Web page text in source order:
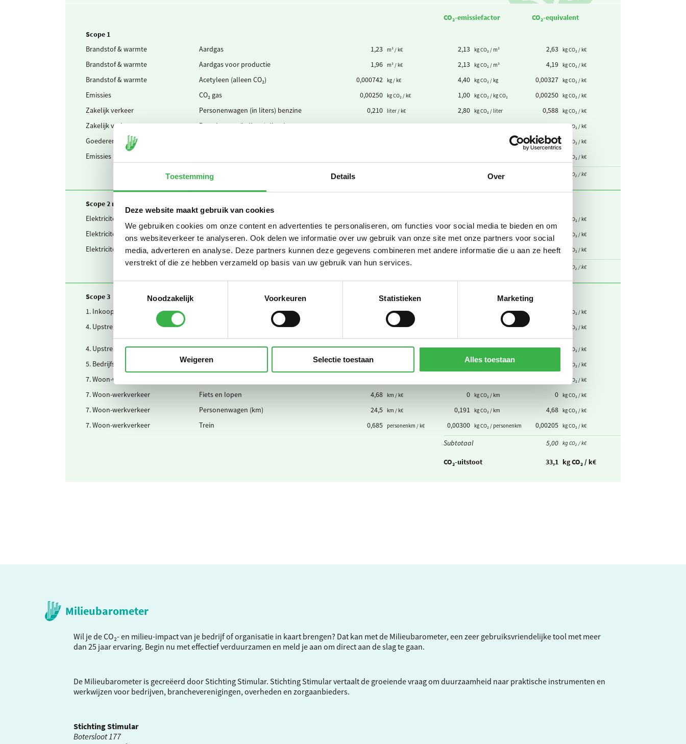
Toestemming Details Over
Deze website maakt gebruik van cookies
We gebruiken cookies om onze content en advertenties te personaliseren, om functies voor social media te bieden en om
ons websiteverkeer te analyseren. Ook delen we informatie over uw gebruik van onze site met onze partners voor social
media, adverteren en analyse. Deze partners kunnen deze gegevens combineren met andere informatie die u aan ze heeft
verstrekt of die ze hebben verzameld op basis van uw gebruik van hun services.
Noodzakelijk
Voorkeuren Statistieken Marketing
Weigeren Selectie toestaan Alles toestaan
CO₂-emissiefactor
CO₂-equivalent
Scope 1
Brandstof & warmte
Aardgas 1,23 m³ / k€ 2,13 kg CO₂ / m³ 2,63 kg CO₂ / k€
Brandstof & warmte Aardgas voor productie 1,96 m³ / k€ 2,13 kg CO₂ / m³ 4,19 kg CO₂ / k€
Brandstof & warmte Acetyleen (alleen CO₂) 0,000742 kg / k€ 4,40 kg CO₂ / kg 0,00327 kg CO₂ / k€
Emissies CO₂ gas 0,00250 kg CO₂ / k€ 1,00 kg CO₂ / kg CO₂ 0,00250 kg CO₂ / k€
Zakelijk verkeer Personenwagen (in liters) benzine 0,210 liter / k€ 2,80 kg CO₂ / liter 0,588 kg CO₂ / k€
Zakelijk verkeer Bestelwagen (in liters) diesel 1,35 3,25 4,38 kg CO₂ / k€
Goederenvervoer 0,429 kg CO₂ / k€
Emissies kg CO₂ / k€
kg CO₂ / k€
Scope 2 market-based
Elektriciteit
kg CO₂ / k€
Elektriciteit Ingekochte elektriciteit 32,1 kWh / k€ 15,9 kg CO₂ / k€
Elektriciteit Waarvan groene stroom uit het buitenland 32,1 kWh / k€ 0 kg CO₂ / kWh 0 kg CO₂ / k€
kg CO₂ / k€
Scope 3
1. Inkoop
m³ / k€ kg CO₂ / k€
4. Upstream transport Uitbesteed wegtransport (palletplaats km) palletplaats km / k€
kg CO₂ / palletplaats
kg CO₂ / k€
4. Upstream transport Uitbesteed wegtransport (per pakket) 0,0369 pakket / k€ 0,353 kg CO₂ / pakket 0,0130 kg CO₂ / k€
5. Bedrijfsafval Afvalwater 0,00156 26,6 kg CO₂ / VE kg CO₂ / k€
7. Woon-werkverkeer kg CO₂ / k€
7. Woon-werkverkeer Fiets en lopen 4,68 km / k€ 0 kg CO₂ / km 0 kg CO₂ / k€
7. Woon-werkverkeer Personenwagen (km) 24,5 km / k€ 0,191 kg CO₂ / km 4,68 kg CO₂ / k€
7. Woon-werkverkeer Trein 0,685 personenkm / k€ 0,00300 kg CO₂ / personenkm 0,00205 kg CO₂ / k€
Subtotaal 5,00 kg CO₂ / k€
CO₂-uitstoot 33,1 kg CO₂ / k€
Milieubarometer
Wil je de CO₂- en milieu-impact van je bedrijf of organisatie in kaart brengen? Dat kan met de Milieubarometer, een zeer gebruiksvriendelijke tool met meer
dan 25 jaar ervaring. Begin nu met effectief verduurzamen en meld je aan om direct aan de slag te gaan.
De Milieubarometer is gecreëerd door Stichting Stimular. Stichting Stimularvertaalt de groeiende vraag om duurzaamheid naar praktische instrumenten en
werkwijzen voor bedrijven, brancheverenigingen, overheden en zorgaanbieders.
Stichting Stimular
Botersloot 177